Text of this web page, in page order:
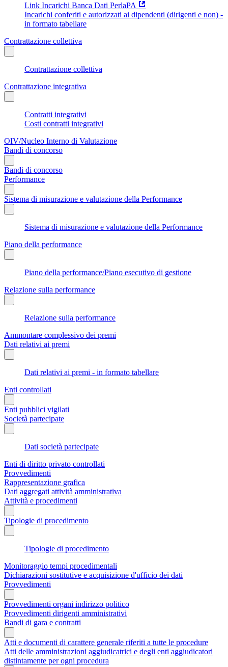
Link Incarichi Banca Dati PerlaPA
Incarichi conferiti e autorizzati ai dipendenti (dirigenti e non) -
in formato tabellare
Contrattazione collettiva
Contrattazione collettiva
Contrattazione integrativa
Contratti integrativi
Costi contratti integrativi
OIV/Nucleo Interno di Valutazione
Bandi di concorso
Bandi di concorso
Performance
Sistema di misurazione e valutazione della Performance
Sistema di misurazione e valutazione della Performance
Piano della performance
Piano della performance/Piano esecutivo di gestione
Relazione sulla performance
Relazione sulla performance
Ammontare complessivo dei premi
Dati relativi ai premi
Dati relativi ai premi - in formato tabellare
Enti controllati
Enti pubblici vigilati
Società partecipate
Dati società partecipate
Enti di diritto privato controllati
Provvedimenti
Rappresentazione grafica
Dati aggregati attività amministrativa
Attività e procedimenti
Tipologie di procedimento
Tipologie di procedimento
Monitoraggio tempi procedimentali
Dichiarazioni sostitutive e acquisizione d'ufficio dei dati
Provvedimenti
Provvedimenti organi indirizzo politico
Provvedimenti dirigenti amministrativi
Bandi di gara e contratti
Atti e documenti di carattere generale riferiti a tutte le procedure
Atti delle amministrazioni aggiudicatrici e degli enti aggiudicatori
distintamente per ogni procedura